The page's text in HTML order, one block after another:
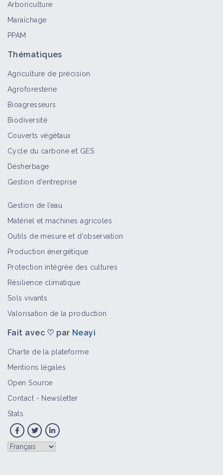
Arboriculture
Maraîchage
PPAM
Thématiques
Agriculture de précision
Agroforesterie
Bioagresseurs
Biodiversité
Couverts végétaux
Cycle du carbone et GES
Désherbage
Gestion d'entreprise
Gestion de l’eau
Matériel et machines agricoles
Outils de mesure et d’observation
Production énergétique
Protection intégrée des cultures
Résilience climatique
Sols vivants
Valorisation de la production
Fait avec ♡ par Neayi
Charte de la plateforme
Mentions légales
Open Source
Contact - Newsletter
Stats